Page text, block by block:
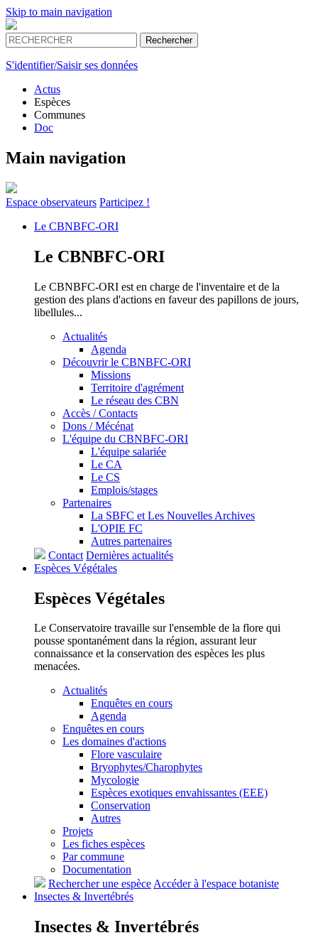
Skip to main navigation
S'identifier/Saisir ses données
Actus
Espèces
Communes
Doc
Main navigation
Espace observateurs Participez !
Le CBNBFC-ORI
Le CBNBFC-ORI
Le CBNBFC-ORI est en charge de l'inventaire et de la
gestion des plans d'actions en faveur des papillons de jours,
libellules...
Actualités
Agenda
Découvrir le CBNBFC-ORI
Missions
Territoire d'agrément
Le réseau des CBN
Accès / Contacts
Dons / Mécénat
L'équipe du CBNBFC-ORI
L'équipe salariée
Le CA
Le CS
Emplois/stages
Partenaires
La SBFC et Les Nouvelles Archives
L'OPIE FC
Autres partenaires
Contact Dernières actualités
Espèces Végétales
Espèces Végétales
Le Conservatoire travaille sur l'ensemble de la flore qui
pousse spontanément dans la région, assurant leur
connaissance et la conservation des espèces les plus
menacées.
Actualités
Enquêtes en cours
Agenda
Enquêtes en cours
Les domaines d'actions
Flore vasculaire
Bryophytes/Charophytes
Mycologie
Espèces exotiques envahissantes (EEE)
Conservation
Autres
Projets
Les fiches espèces
Par commune
Documentation
Rechercher une espèceAccéder à l'espace botaniste
Insectes & Invertébrés
Insectes & Invertébrés